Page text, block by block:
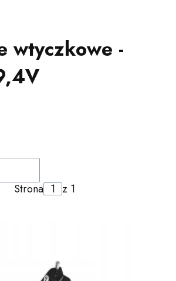
wtyczkowe -
Strona z 1